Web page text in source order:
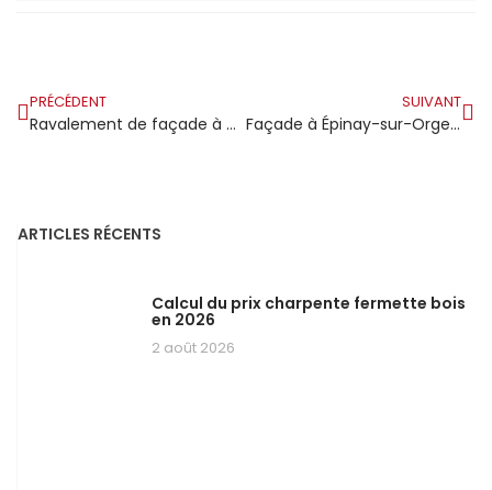
PRÉCÉDENT
Ravalement de façade à Draveil : comment les propriétaires du bord de l’Essonne protègent leur bien
SUIVANT
Façade à Épinay-sur-Orge : ravalement et imperméabilisation le duo qui protège vraiment
ARTICLES RÉCENTS
Calcul du prix charpente fermette bois
en 2026
2 août 2026